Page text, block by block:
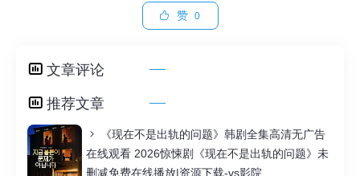
赞 0
文章评论
推荐文章
《现在不是出轨的问题》韩剧全集高清无广告
在线观看 2026惊悚剧《现在不是出轨的问题》未
删减免费在线播放|资源下载-vs影院